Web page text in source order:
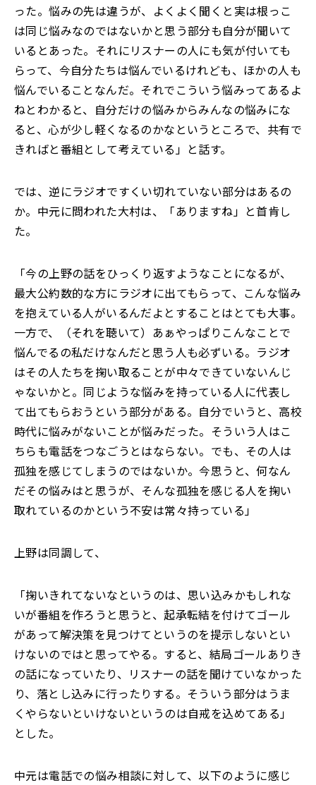
った。悩みの先は違うが、よくよく聞くと実は根っこ
は同じ悩みなのではないかと思う部分も自分が聞いて
いるとあった。それにリスナーの人にも気が付いても
らって、今自分たちは悩んでいるけれども、ほかの人も
悩んでいることなんだ。それでこういう悩みってあるよ
ねとわかると、自分だけの悩みからみんなの悩みにな
ると、心が少し軽くなるのかなというところで、共有で
きればと番組として考えている」と話す。
では、逆にラジオですくい切れていない部分はあるの
か。中元に問われた大村は、「ありますね」と首肯し
た。
「今の上野の話をひっくり返すようなことになるが、
最大公約数的な方にラジオに出てもらって、こんな悩み
を抱えている人がいるんだよとすることはとても大事。
一方で、（それを聴いて）あぁやっぱりこんなことで
悩んでるの私だけなんだと思う人も必ずいる。ラジオ
はその人たちを掬い取ることが中々できていないんじ
ゃないかと。同じような悩みを持っている人に代表し
て出てもらおうという部分がある。自分でいうと、高校
時代に悩みがないことが悩みだった。そういう人はこ
ちらも電話をつなごうとはならない。でも、その人は
孤独を感じてしまうのではないか。今思うと、何なん
だその悩みはと思うが、そんな孤独を感じる人を掬い
取れているのかという不安は常々持っている」
上野は同調して、
「掬いきれてないなというのは、思い込みかもしれな
いが番組を作ろうと思うと、起承転結を付けてゴール
があって解決策を見つけてというのを提示しないとい
けないのではと思ってやる。すると、結局ゴールありき
の話になっていたり、リスナーの話を聞けていなかった
り、落とし込みに行ったりする。そういう部分はうま
くやらないといけないというのは自戒を込めてある」
とした。
中元は電話での悩み相談に対して、以下のように感じ